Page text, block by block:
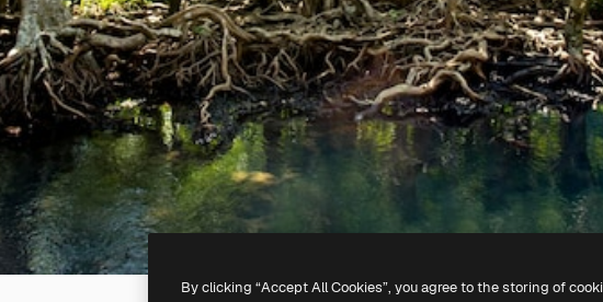
By clicking “Accept All Cookies”, you agree to the storing of